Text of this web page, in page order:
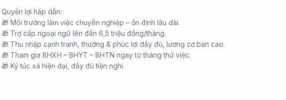
Quyền lợi hấp dẫn:
🎁 Môi trường làm việc chuyên nghiệp – ổn định lâu dài.
🎁 Trợ cấp ngoại ngữ lên đến 6,5 triệu đồng/tháng.
🎁 Thu nhập cạnh tranh, thưởng & phúc lợi đầy đủ, lương cơ bản cao.
🎁 Tham gia BHXH – BHYT – BHTN ngay từ tháng thử việc.
🎁 Ký túc xá hiện đại, đầy đủ tiện nghi.